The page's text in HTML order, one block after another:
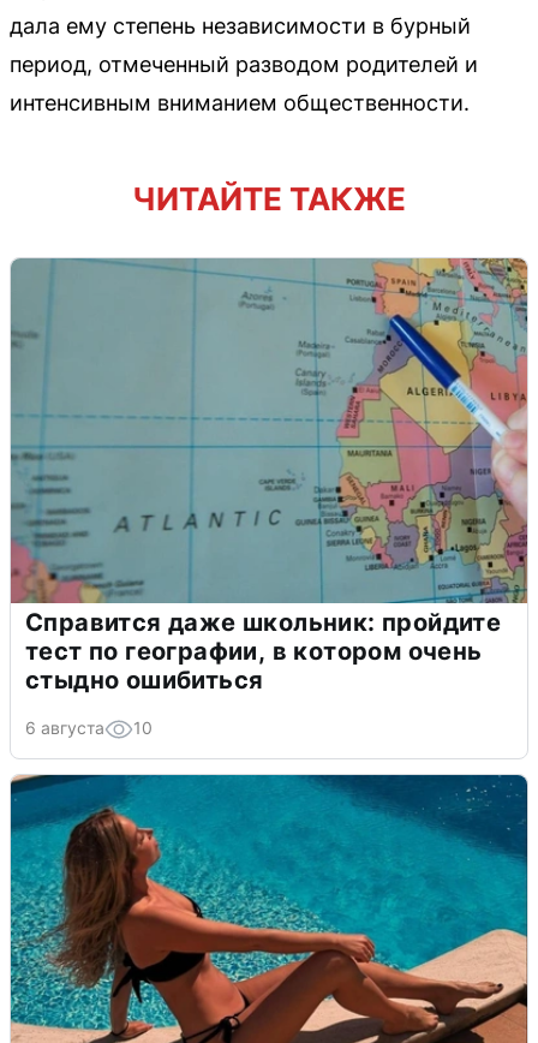
дала ему степень независимости в бурный
период, отмеченный разводом родителей и
интенсивным вниманием общественности.
ЧИТАЙТЕ ТАКЖЕ
Справится даже школьник: пройдите
тест по географии, в котором очень
стыдно ошибиться
6 августа 10